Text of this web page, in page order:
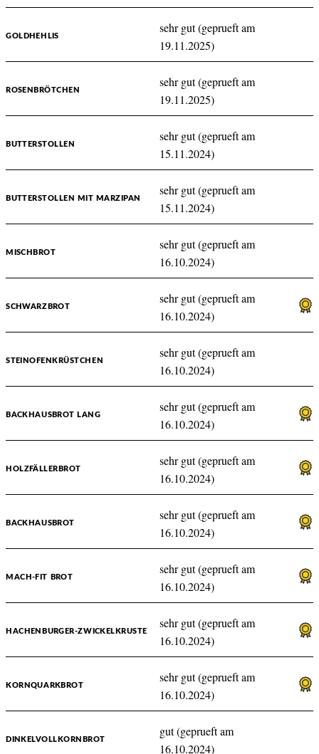
GOLDHEHLIS
sehr gut (geprueft am
19.11.2025)
ROSENBRÖTCHEN
sehr gut (geprueft am
19.11.2025)
BUTTERSTOLLEN
sehr gut (geprueft am
15.11.2024)
BUTTERSTOLLEN MIT MARZIPAN
sehr gut (geprueft am
15.11.2024)
MISCHBROT
sehr gut (geprueft am
16.10.2024)
SCHWARZBROT
sehr gut (geprueft am
16.10.2024)
STEINOFENKRÜSTCHEN
sehr gut (geprueft am
16.10.2024)
BACKHAUSBROT LANG
sehr gut (geprueft am
16.10.2024)
HOLZFÄLLERBROT
sehr gut (geprueft am
16.10.2024)
BACKHAUSBROT
sehr gut (geprueft am
16.10.2024)
MACH-FIT BROT
sehr gut (geprueft am
16.10.2024)
HACHENBURGER-ZWICKELKRUSTE
sehr gut (geprueft am
16.10.2024)
KORNQUARKBROT
sehr gut (geprueft am
16.10.2024)
DINKELVOLLKORNBROT
gut (geprueft am
16.10.2024)